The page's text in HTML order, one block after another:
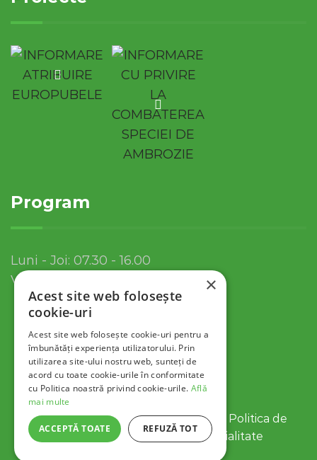
Program
Luni - Joi: 07.30 - 16.00
Vineri: 07.30 - 13.30
© 2022 Servicii Publice SA Tulcea |
Politica de
Politica de Confidentialitate
×
Acest site web folosește
cookie-uri
Acest site web folosește cookie-uri pentru a
îmbunătăți experiența utilizatorului. Prin
utilizarea site-ului nostru web, sunteți de
acord cu toate cookie-urile în conformitate
cu Politica noastră privind cookie-urile. Află
mai multe
ACCEPTĂ TOATE REFUZĂ TOT